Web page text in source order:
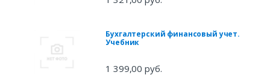
Бухгалтерский финансовый учет.
Учебник
1 399,00 руб.